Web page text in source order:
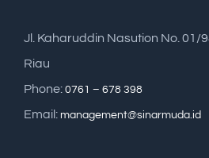
Jl. Kaharuddin Nasution No. 01/
Riau
Phone: 0761 – 678 398
Email: management@sinarmuda.id